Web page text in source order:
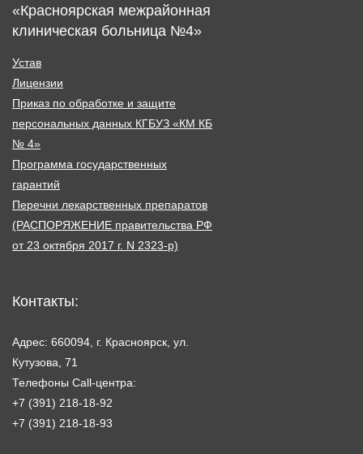
«Красноярская межрайонная
клиническая больница №4»
Устав
Лицензии
Приказ по обработке и защите
персональных данных КГБУЗ «КМ КБ
№ 4»
Программа государственных
гарантий
Перечни лекарственных препаратов
(РАСПОРЯЖЕНИЕ правительства РФ
от 23 октября 2017 г. N 2323-р)
Контакты:
Адрес: 660094, г. Красноярск, ул.
Кутузова, 71
Телефоны Call-центра:
+7 (391) 218-18-92
+7 (391) 218-18-93